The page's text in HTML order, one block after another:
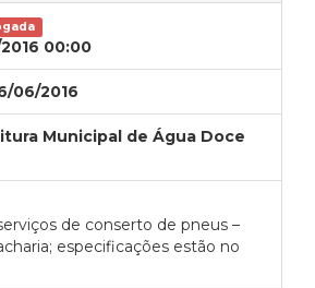
00:00
06/2016
Municipal de Água Doce
de conserto de pneus –
especificações estão no